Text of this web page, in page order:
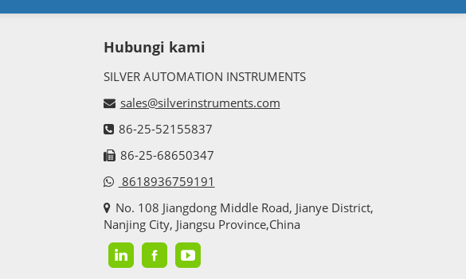
Hubungi kami
SILVER AUTOMATION INSTRUMENTS
sales@silverinstruments.com
86-25-52155837
86-25-68650347
8618936759191
No. 108 Jiangdong Middle Road, Jianye District,
Nanjing City, Jiangsu Province,China